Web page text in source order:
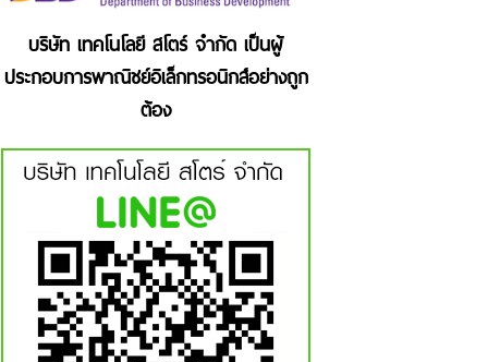
บริษัท เทคโนโลยี สโตร์ จำกัด เป็นผู้
ประกอบการพาณิชย์อิเล็กทรอนิกส์อย่างถูก
ต้อง